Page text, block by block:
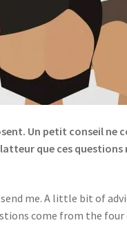
Un petit conseil ne
que ces questions
me. A little bit of
come from the four